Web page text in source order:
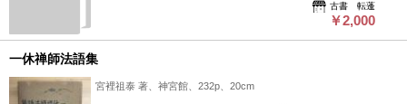
古書 転蓬
￥2,000
一休禅師法語集
宮裡祖泰 著、神宮館、232p、20cm